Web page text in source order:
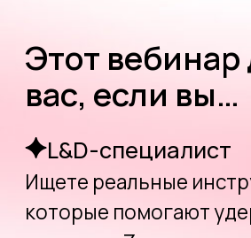
HRD
Хотите выстроить обучение,
которое действительно вовлекает
и развивает
HR
Замечаете, что молодые
сотрудники теряют интерес уже
на старте